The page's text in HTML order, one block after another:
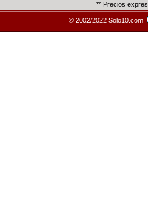
** Precios
© 2002/2022 Solo10.com